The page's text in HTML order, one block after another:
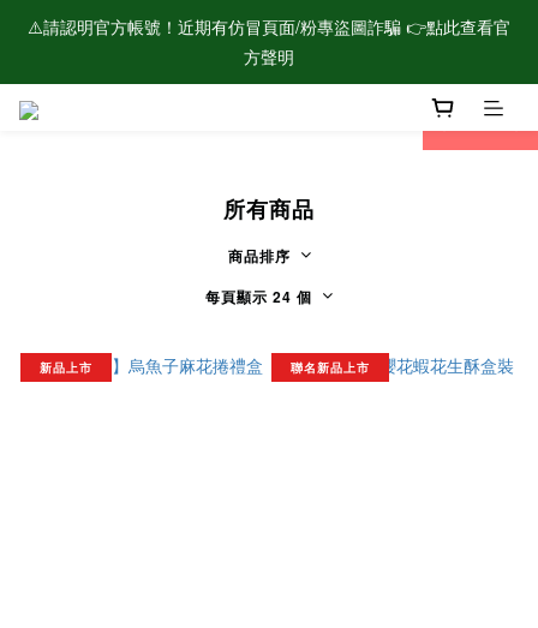
🌟新會員加入！現領$100購物金🌟
⚠️請認明官方帳號！近期有仿冒頁面/粉專盜圖詐騙 👉點此查看官
方聲明
prev
所有商品
商品排序
每頁顯示 24 個
新品上市 聯名新品上市